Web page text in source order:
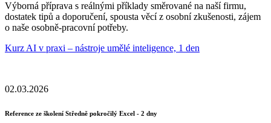
Výborná příprava s reálnými příklady směrované na naší firmu,
dostatek tipů a doporučení, spousta věcí z osobní zkušenosti, zájem
o naše osobně-pracovní potřeby.
Kurz AI v praxi – nástroje umělé inteligence, 1 den
02.03.2026
Reference ze školení Středně pokročilý Excel - 2 dny